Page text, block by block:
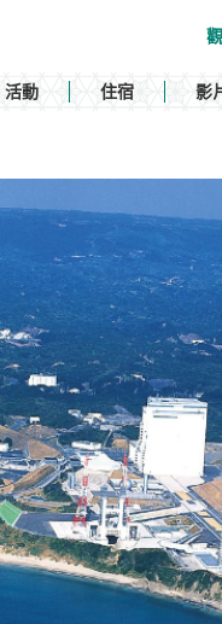
活動 住宿 影